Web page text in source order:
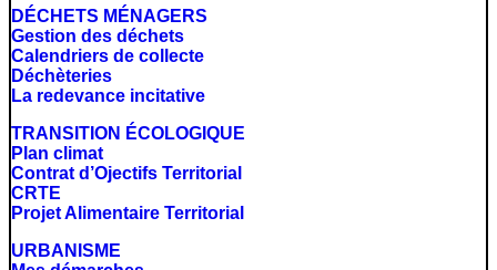
DÉCHETS MÉNAGERS
Gestion des déchets
Calendriers de collecte
Déchèteries
La redevance incitative
TRANSITION ÉCOLOGIQUE
Plan climat
Contrat d’Ojectifs Territorial
CRTE
Projet Alimentaire Territorial
URBANISME